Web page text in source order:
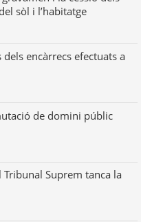
sòl i l’habitatge
encàrrecs efectuats a
de domini públic
Tribunal Suprem tanca la